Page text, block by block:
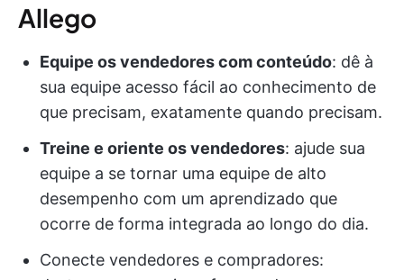
Allego
Equipe os vendedores com conteúdo: dê à
sua equipe acesso fácil ao conhecimento de
que precisam, exatamente quando precisam.
Treine e oriente os vendedores: ajude sua
equipe a se tornar uma equipe de alto
desempenho com um aprendizado que
ocorre de forma integrada ao longo do dia.
Conecte vendedores e compradores: